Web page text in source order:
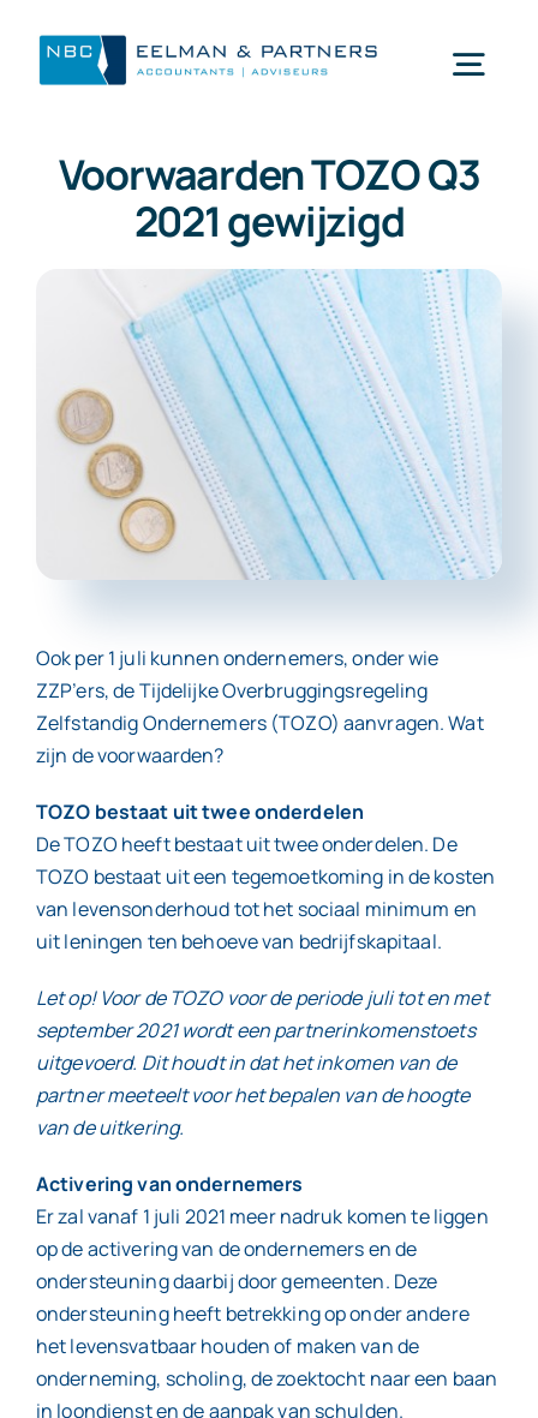
inhoud
Wat doen wij
Mijn NBC Eelman & Partners
Nieuws
Werken bij
Voorwaarden TOZO Q3
2021 gewijzigd
Ook per 1 juli kunnen ondernemers, onder wie
ZZP’ers, de Tijdelijke Overbruggingsregeling
Zelfstandig Ondernemers (TOZO) aanvragen. Wat
zijn de voorwaarden?
TOZO bestaat uit twee onderdelen
De TOZO heeft bestaat uit twee onderdelen. De
TOZO bestaat uit een tegemoetkoming in de kosten
van levensonderhoud tot het sociaal minimum en
uit leningen ten behoeve van bedrijfskapitaal.
Let op! Voor de TOZO voor de periode juli tot en met
september 2021 wordt een partnerinkomenstoets
uitgevoerd. Dit houdt in dat het inkomen van de
partner meeteelt voor het bepalen van de hoogte
van de uitkering.
Activering van ondernemers
Er zal vanaf 1 juli 2021 meer nadruk komen te liggen
op de activering van de ondernemers en de
ondersteuning daarbij door gemeenten. Deze
ondersteuning heeft betrekking op onder andere
het levensvatbaar houden of maken van de
onderneming, scholing, de zoektocht naar een baan
in loondienst en de aanpak van schulden.